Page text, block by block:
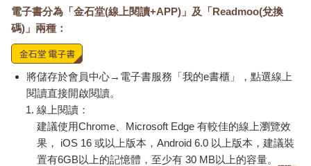
電子書分為「金石堂(線上閱讀+APP)」及「Readmoo(兌換
碼)」兩種：
將儲存於會員中心→電子書服務「我的e書櫃」，點選線上
閱讀直接開啟閱讀。
線上閱讀：
建議使用Chrome、Microsoft Edge 有較佳的線上瀏覽效
果， iOS 16 或以上版本，Android 6.0 以上版本，建議裝
置有6GB以上的記憶體，至少有 30 MB以上的容量。